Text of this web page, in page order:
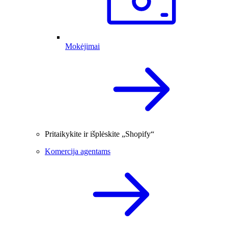
Mokėjimai
Pritaikykite ir išplėskite „Shopify“
Komercija agentams